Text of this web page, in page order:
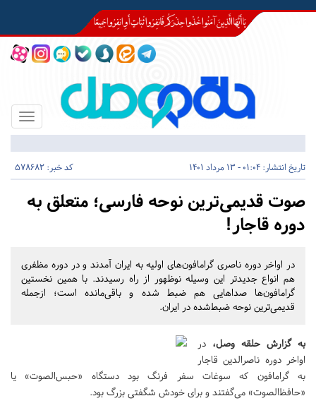
Toggle
تاریخ انتشار: 01:04 - 13 مرداد 1401 کد خبر: 578682
صوت قدیمی‌ترین نوحه فارسی؛ متعلق به
دوره قاجار!
در اواخر دوره ناصری گرامافون‌های اولیه به ایران آمدند و در دوره مظفری
هم انواع جدیدتر این وسیله نوظهور از راه رسیدند. با همین نخستین
گرامافون‌ها صداهایی هم ضبط شده و باقی‌مانده است؛ ازجمله
قدیمی‌ترین نوحه ضبط‌شده در ایران.
به گزارش حلقه وصل، در
اواخر دوره ناصرالدین قاجار
به گرامافون که سوغات سفر فرنگ بود دستگاه «حبس‌الصوت» یا
«حافظ‌الصوت» می‌گفتند و برای خودش شگفتی بزرگ بود.